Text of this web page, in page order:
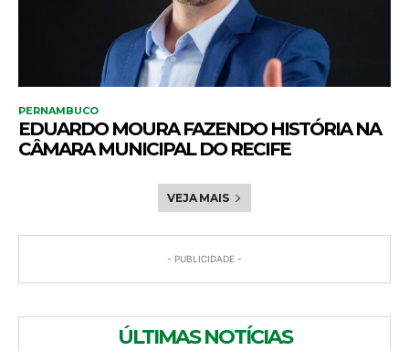
PERNAMBUCO
EDUARDO MOURA FAZENDO HISTÓRIA NA
CÂMARA MUNICIPAL DO RECIFE
VEJA MAIS
- PUBLICIDADE -
ÚLTIMAS NOTÍCIAS